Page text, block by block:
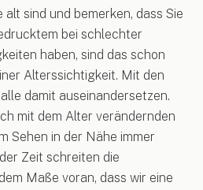
alt sind und bemerken, dass Sie
bei schlechter
haben, sind das schon
Alterssichtigkeit. Mit den
damit auseinandersetzen.
mit dem Alter verändernden
Sehen in der Nähe immer
Zeit schreiten die
Maße voran, dass wir eine